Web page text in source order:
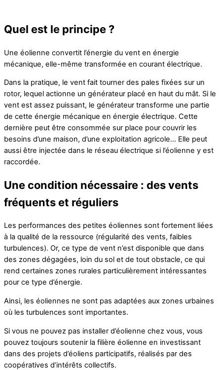
Quel est le principe ?
Une éolienne convertit l’énergie du vent en énergie
mécanique, elle-même transformée en courant électrique.
Dans la pratique, le vent fait tourner des pales fixées sur un
rotor, lequel actionne un générateur placé en haut du mât. Si le
vent est assez puissant, le générateur transforme une partie
de cette énergie mécanique en énergie électrique. Cette
dernière peut être consommée sur place pour couvrir les
besoins d’une maison, d’une exploitation agricole… Elle peut
aussi être injectée dans le réseau électrique si l’éolienne y est
raccordée.
Une condition nécessaire : des vents
fréquents et réguliers
Les performances des petites éoliennes sont fortement liées
à la qualité de la ressource (régularité des vents, faibles
turbulences). Or, ce type de vent n’est disponible que dans
des zones dégagées, loin du sol et de tout obstacle, ce qui
rend certaines zones rurales particulièrement intéressantes
pour ce type d’énergie.
Ainsi, les éoliennes ne sont pas adaptées aux zones urbaines
où les turbulences sont importantes.
Si vous ne pouvez pas installer d’éolienne chez vous, vous
pouvez toujours soutenir la filière éolienne en investissant
dans des projets d’éoliens participatifs, réalisés par des
coopératives d’intérêts collectifs.